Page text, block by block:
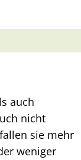
auch
nicht
sie mehr
weniger